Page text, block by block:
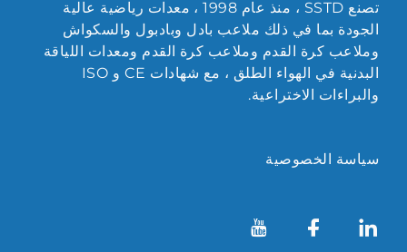
تصنع SSTD ، منذ عام 1998 ، معدات رياضية عالية
الجودة بما في ذلك ملاعب بادل وبادبول والسكواش
وملاعب كرة القدم وملاعب كرة القدم ومعدات اللياقة
البدنية في الهواء الطلق ، مع شهادات CE و ISO
والبراءات الاختراعية.
سياسة الخصوصية